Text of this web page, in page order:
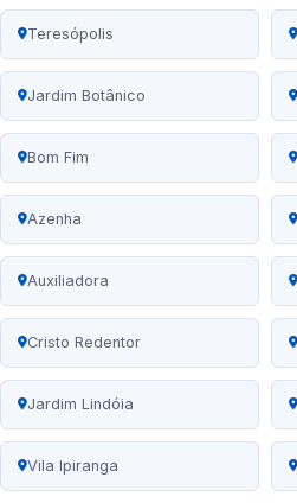
Teresópolis
Jardim Botânico
Bom Fim
Azenha
Auxiliadora
Cristo Redentor
Jardim Lindóia
Vila Ipiranga